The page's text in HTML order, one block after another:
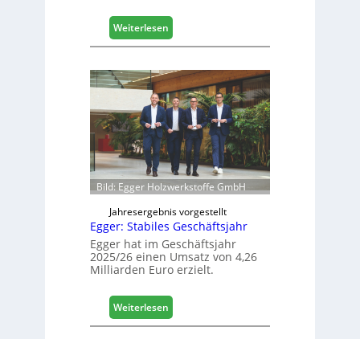
i
i
e
r
t
s
c
h
Weiterlesen:
H
f
e
l
e
e
r
ö
f
f
n
e
t
L
o
s
Bild: Egger Holzwerkstoffe GmbH
Jahresergebnis vorgestellt
Egger: Stabiles Geschäftsjahr
Egger hat im Geschäftsjahr
2025/26 einen Umsatz von 4,26
Milliarden Euro erzielt.
Weiterlesen:
E